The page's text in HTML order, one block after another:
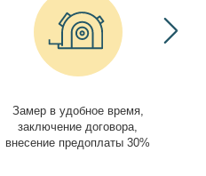
Замер в удобное время,
заключение договора,
внесение предоплаты 30%